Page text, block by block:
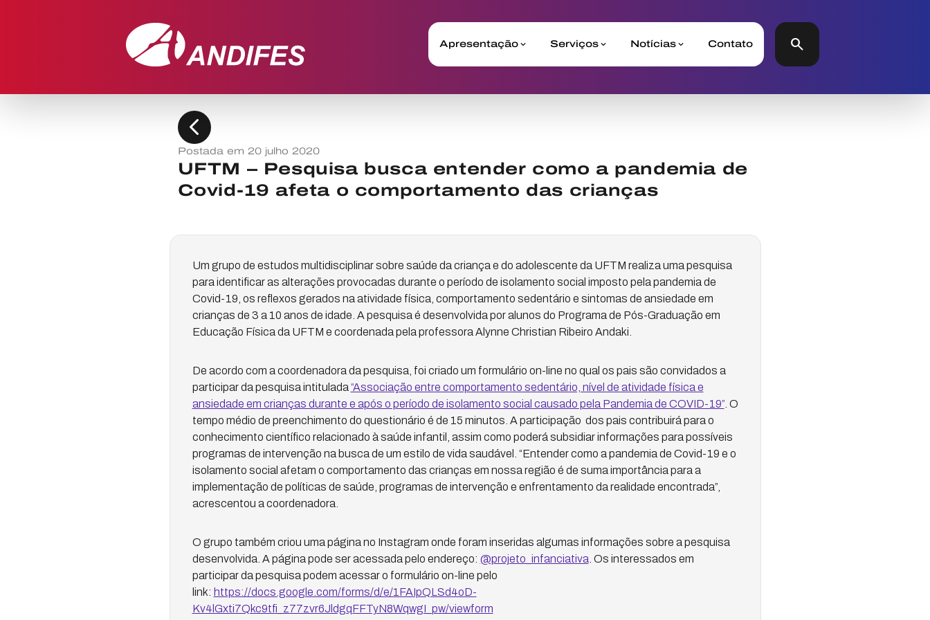
Apresentação Serviços Notícias Contato search
chevron_left
Postada em 20 julho 2020
UFTM – Pesquisa busca entender como a pandemia de
Covid-19 afeta o comportamento das crianças
Um grupo de estudos multidisciplinar sobre saúde da criança e do adolescente da UFTM realiza uma pesquisa
para identificar as alterações provocadas durante o período de isolamento social imposto pela pandemia de
Covid-19, os reflexos gerados na atividade física, comportamento sedentário e sintomas de ansiedade em
crianças de 3 a 10 anos de idade. A pesquisa é desenvolvida por alunos do Programa de Pós-Graduação em
Educação Física da UFTM e coordenada pela professora Alynne Christian Ribeiro Andaki.
De acordo com a coordenadora da pesquisa, foi criado um formulário on-line no qual os pais são convidados a
participar da pesquisa intitulada “Associação entre comportamento sedentário, nível de atividade física e
ansiedade em crianças durante e após o período de isolamento social causado pela Pandemia de COVID-19”. O
tempo médio de preenchimento do questionário é de 15 minutos. A participação dos pais contribuirá para o
conhecimento científico relacionado à saúde infantil, assim como poderá subsidiar informações para possíveis
programas de intervenção na busca de um estilo de vida saudável. “Entender como a pandemia de Covid-19 e o
isolamento social afetam o comportamento das crianças em nossa região é de suma importância para a
implementação de políticas de saúde, programas de intervenção e enfrentamento da realidade encontrada”,
acrescentou a coordenadora.
O grupo também criou uma página no Instagram onde foram inseridas algumas informações sobre a pesquisa
desenvolvida. A página pode ser acessada pelo endereço: @projeto_infanciativa . Os interessados em
participar da pesquisa podem acessar o formulário on-line pelo
link: https://docs.google.com/forms/d/e/1FAIpQLSd4oD-
Kv4lGxti7Qkc9tfi_z77zvr6JldgqFFTyN8WqwgI_pw/viewform